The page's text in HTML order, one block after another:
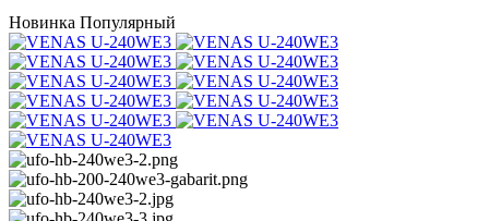
Новинка Популярный